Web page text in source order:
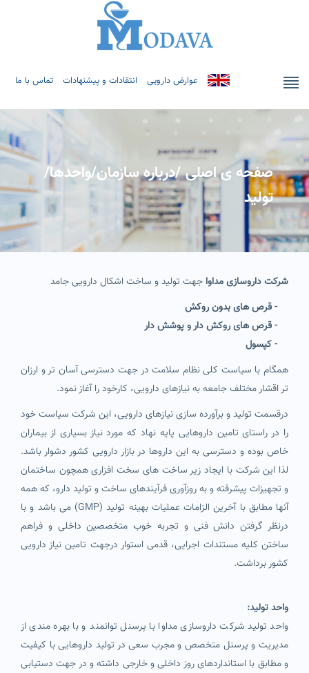
عوارض دارویی انتقادات و پیشنهادات تماس با ما
صفحه ی اصلی /درباره سازمان/واحدها/
تولید
شرکت داروسازی مداوا جهت تولید و ساخت اشکال دارویی جامد
- قرص های بدون روکش
- قرص های روکش دار و پوشش دار
- کپسول
همگام با سیاست کلی نظام سلامت در جهت دسترسی آسان تر و ارزان
تر اقشار مختلف جامعه به نیازهای دارویی، کارخود را آغاز نمود.
درقسمت تولید و برآورده سازی نیازهای دارویی، این شرکت سیاست خود
را در راستای تامین داروهایی پایه نهاد که مورد نیاز بسیاری از بیماران
خاص بوده و دسترسی به این داروها در بازار دارویی کشور دشوار باشد.
لذا این شرکت با ایجاد زیر ساخت های سخت افزاری همچون ساختمان
و تجهیزات پیشرفته و به روزآوری فرآیندهای ساخت و تولید دارو، که همه
آنها مطابق با آخرین الزامات عملیات بهینه تولید (GMP) می باشد و با
درنظر گرفتن دانش فنی و تجربه خوب متخصصین داخلی و فراهم
ساختن کلیه مستندات اجرایی، قدمی استوار درجهت تامین نیاز دارویی
کشور برداشت.
واحد تولید:
واحد تولید شرکت داروسازی مداوا با پرسنل توانمند و با بهره مندی از
مدیریت و پرسنل متخصص و مجرب سعی در تولید داروهایی با کیفیت
و مطابق با استانداردهای روز داخلی و خارجی داشته و در جهت دستیابی